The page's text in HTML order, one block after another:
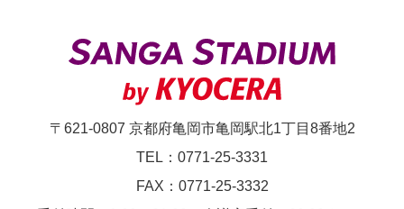
〒621-0807 京都府亀岡市亀岡駅北1丁目8番地2
TEL：0771-25-3331
FAX：0771-25-3332